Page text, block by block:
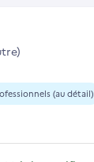
(au détail)